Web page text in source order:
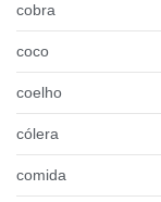
cobra
coco
coelho
cólera
comida